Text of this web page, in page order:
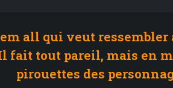
all qui veut ressembler
fait tout pareil, mais en
pirouettes des